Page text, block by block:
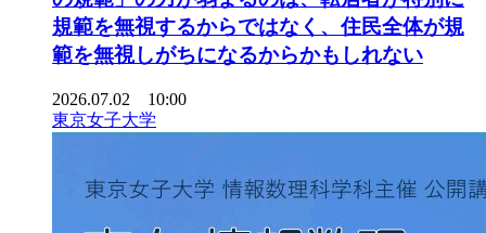
規範を無視するからではなく、住民全体が規
範を無視しがちになるからかもしれない
2026.07.02 10:00
東京女子大学